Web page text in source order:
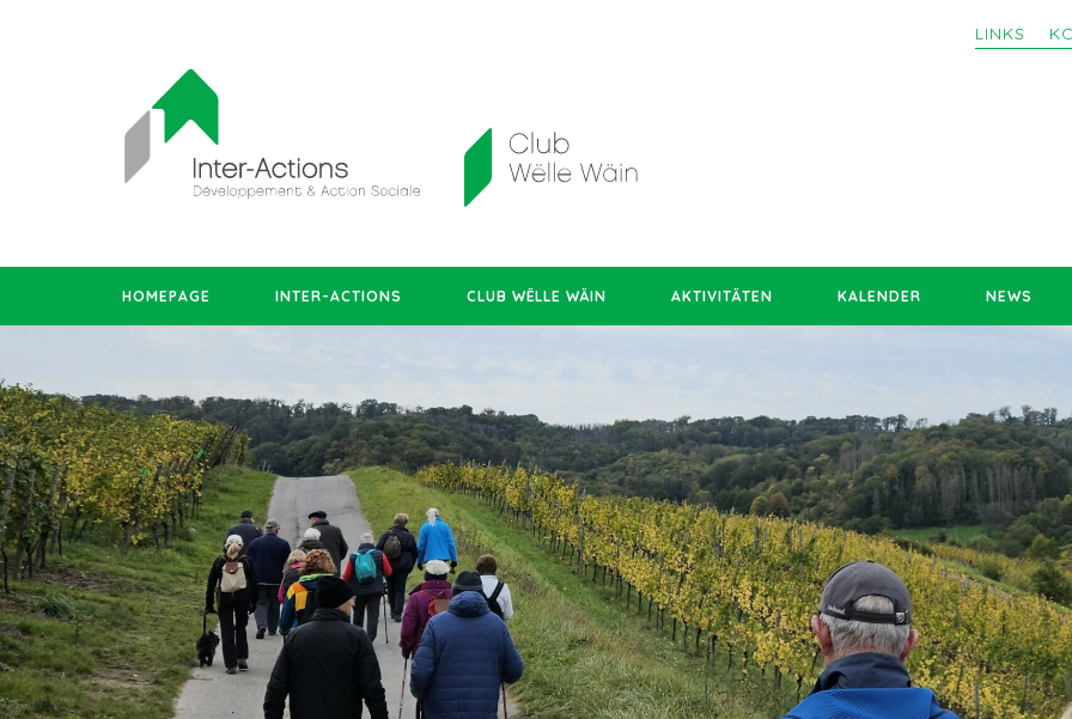
LINKS
HOMEPAGE INTER-ACTIONS CLUB WËLLE WÄIN AKTIVITÄTEN KALENDER NEWS